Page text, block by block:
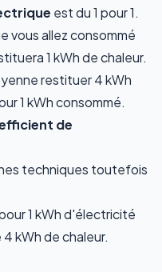
est du 1 pour 1.
vous allez consommé
1 kWh de chaleur.
restituer 4 kWh
1 kWh consommé.
de
techniques toutefois
1 kWh d'électricité
kWh de chaleur.